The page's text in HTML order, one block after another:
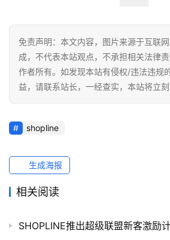
销
跨
境
导
航
免责声明：本文内容，图片来源于互联
成，不代表本站观点，不承担相关法律
作者所有。如发现本站有侵权/违法违规
益，请联系站长，一经查实，本站将立刻
shopline
生成海报
相关阅读
SHOPLINE推出超级联盟新客激励